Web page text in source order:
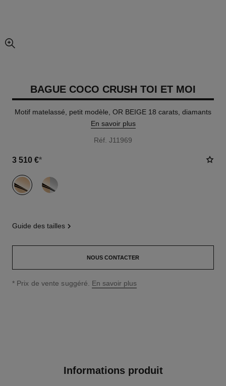
agrandissement
BAGUE COCO CRUSH TOI ET MOI
Motif matelassé, petit modèle, OR BEIGE 18 carats, diamants
En savoir plus
Réf. J11969
3 510 €*
variante (2)
guide des tailles
NOUS CONTACTER
↩
* Prix de vente suggéré. En savoir plus
Informations produit